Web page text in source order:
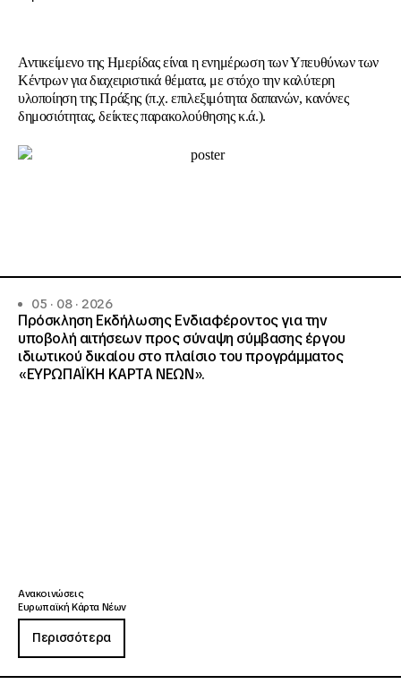
Αντικείμενο της Ημερίδας είναι η ενημέρωση των Υπευθύνων των
Κέντρων για διαχειριστικά θέματα, με στόχο την καλύτερη
υλοποίηση της Πράξης (π.χ. επιλεξιμότητα δαπανών, κανόνες
δημοσιότητας, δείκτες παρακολούθησης κ.ά.).
05 · 08 · 2026
Πρόσκληση Εκδήλωσης Ενδιαφέροντος για την
υποβολή αιτήσεων προς σύναψη σύμβασης έργου
ιδιωτικού δικαίου στο πλαίσιο του προγράμματος
«ΕΥΡΩΠΑΪΚΗ ΚΑΡΤΑ ΝΕΩΝ».
Ανακοινώσεις
Ευρωπαϊκή Κάρτα Νέων
Περισσότερα